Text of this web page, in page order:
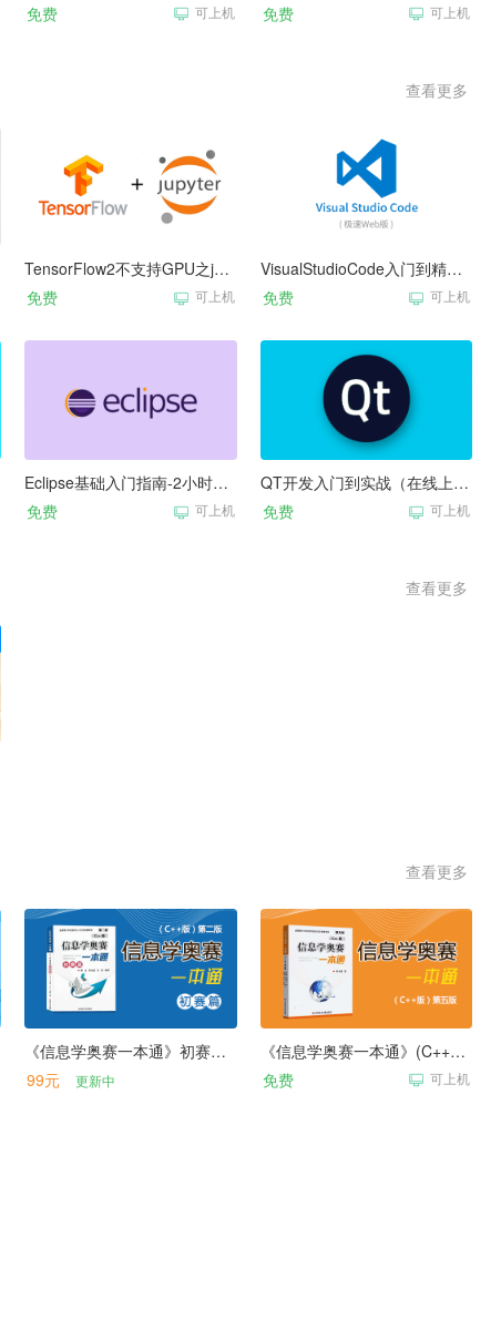
免费
可上机
免费
可上机
查看更多
TensorFlow2不支持GPU之jupyter上机入门操作教程
免费
可上机
VisualStudioCode入门到精通Web版操作指南
免费
可上机
Eclipse基础入门指南-2小时快速学习
免费
可上机
QT开发入门到实战（在线上机桌面版）
免费
可上机
查看更多
查看更多
《信息学奥赛一本通》初赛篇(C++版)第二版
99元
更新中
《信息学奥赛一本通》(C++版)第五版
免费
可上机